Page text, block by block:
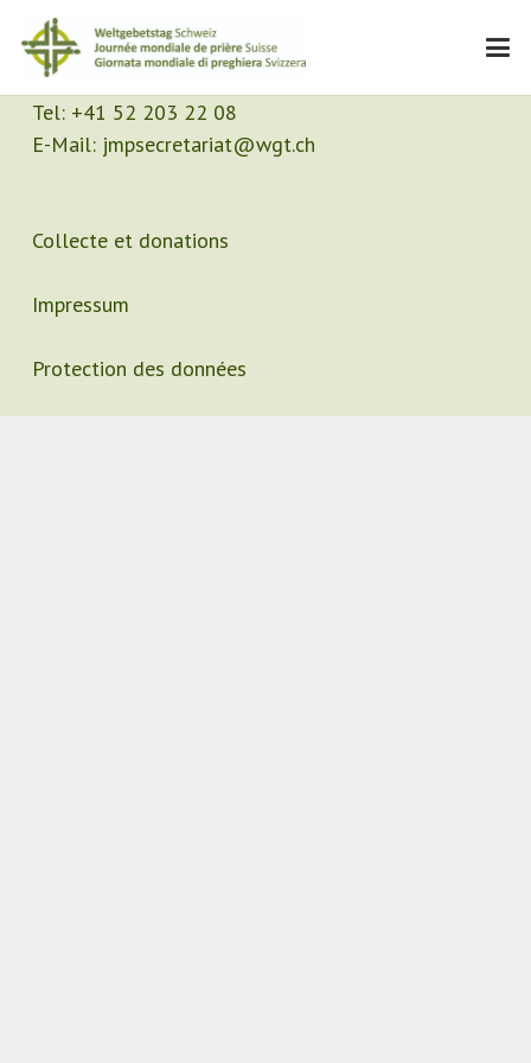
Contact
Secrétariat
Tel: +41 52 203 22 08
E-Mail: jmpsecretariat@wgt.ch
Collecte et donations
Impressum
Protection des données